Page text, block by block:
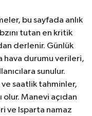
bu sayfada anlık
tutan en kritik
derlenir. Günlük
hava durumu verileri,
sunulur.
saatlik tahminler,
olur. Manevi açıdan
ve Isparta namaz